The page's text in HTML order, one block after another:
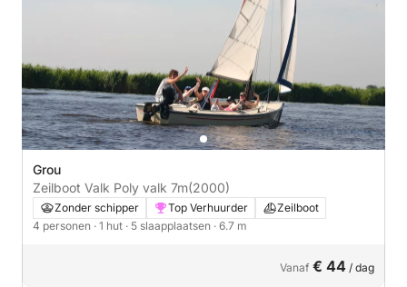
Grou
Zeilboot Valk Poly valk 7m(2000)
Zonder schipper Top Verhuurder
Zeilboot
4 personen · 1 hut · 5 slaapplaatsen · 6.7 m
Vanaf € 44 / dag